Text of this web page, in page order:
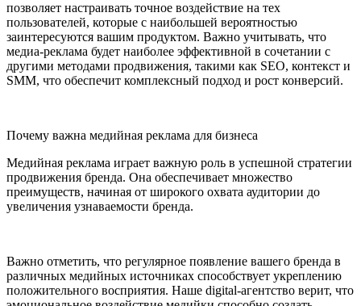
позволяет настраивать точное воздействие на тех
пользователей, которые с наибольшей вероятностью
заинтересуются вашим продуктом. Важно учитывать, что
медиа-реклама будет наиболее эффективной в сочетании с
другими методами продвижения, такими как SEO, контекст и
SMM, что обеспечит комплексный подход и рост конверсий.
Почему важна медийная реклама для бизнеса
Медийная реклама играет важную роль в успешной стратегии
продвижения бренда. Она обеспечивает множество
преимуществ, начиная от широкого охвата аудитории до
увеличения узнаваемости бренда.
Важно отметить, что регулярное появление вашего бренда в
различных медийных источниках способствует укреплению
положительного восприятия. Наше digital-агентство верит, что